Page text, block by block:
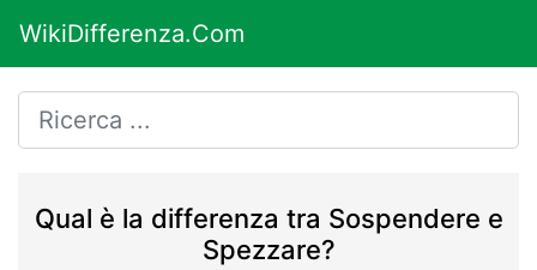
WikiDifferenza.Com
Qual è la differenza tra Sospendere e
Spezzare?